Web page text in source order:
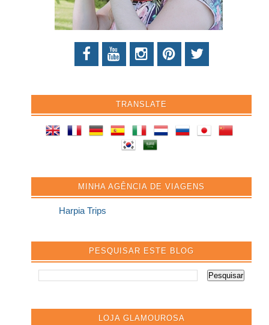
TRANSLATE
MINHA AGÊNCIA DE VIAGENS
Harpia Trips
PESQUISAR ESTE BLOG
LOJA GLAMOUROSA